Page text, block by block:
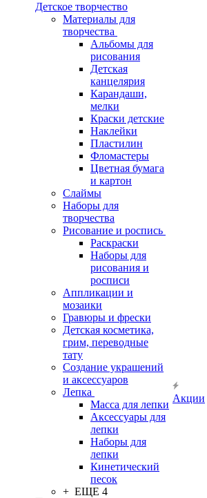
Детское творчество
Материалы для
творчества
Альбомы для
рисования
Детская
канцелярия
Карандаши,
мелки
Краски детские
Наклейки
Пластилин
Фломастеры
Цветная бумага
и картон
Слаймы
Наборы для
творчества
Рисование и роспись
Раскраски
Наборы для
рисования и
росписи
Аппликации и
мозаики
Гравюры и фрески
Детская косметика,
грим, переводные
тату
Создание украшений
и аксессуаров
Лепка
Масса для лепки
Аксессуары для
лепки
Наборы для
лепки
Кинетический
песок
+ ЕЩЕ 4
Акции